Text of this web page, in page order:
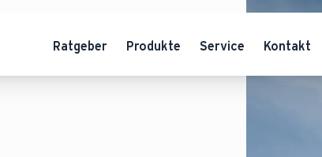
Ratgeber Produkte Service Kontakt